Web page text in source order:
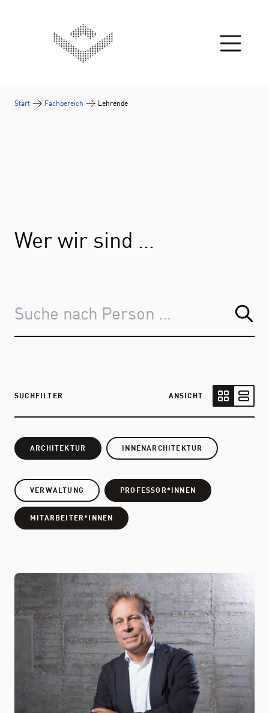
Start Fachbereich Lehrende
Wer wir sind …
SUCHFILTER
ANSICHT
ARCHITEKTUR INNENARCHITEKTUR
VERWALTUNG PROFESSOR*INNEN
MITARBEITER*INNEN